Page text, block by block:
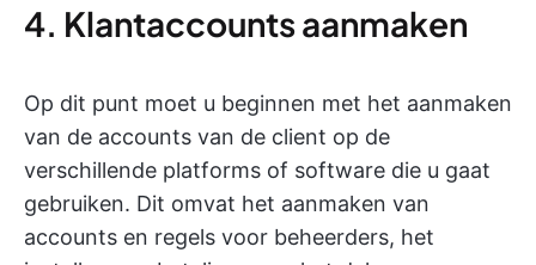
4. Klantaccounts aanmaken
Op dit punt moet u beginnen met het aanmaken
van de accounts van de client op de
verschillende platforms of software die u gaat
gebruiken. Dit omvat het aanmaken van
accounts en regels voor beheerders, het